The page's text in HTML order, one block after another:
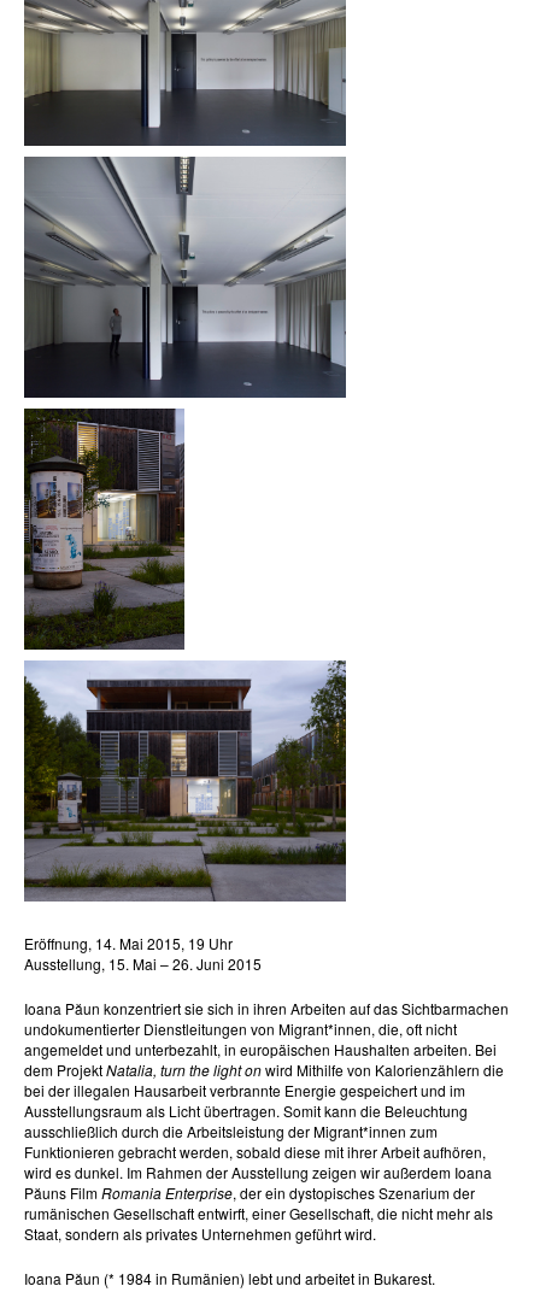
Eröffnung, 14. Mai 2015, 19 Uhr
Ausstellung, 15. Mai – 26. Juni 2015
Ioana Păun konzentriert sie sich in ihren Arbeiten auf das Sichtbarmachen
undokumentierter Dienstleitungen von Migrant*innen, die, oft nicht
angemeldet und unterbezahlt, in europäischen Haushalten arbeiten. Bei
dem ProjektNatalia, turn the light onwird Mithilfe von Kalorienzählern die
bei der illegalen Hausarbeit verbrannte Energie gespeichert und im
Ausstellungsraum als Licht übertragen. Somit kann die Beleuchtung
ausschließlich durch die Arbeitsleistung der Migrant*innen zum
Funktionieren gebracht werden, sobald diese mit ihrer Arbeit aufhören,
wird es dunkel. Im Rahmen der Ausstellung zeigen wir außerdem Ioana
Păuns FilmRomania Enterprise, der ein dystopisches Szenarium der
rumänischen Gesellschaft entwirft, einer Gesellschaft, die nicht mehr als
Staat, sondern als privates Unternehmen geführt wird.
Ioana Păun (* 1984 in Rumänien) lebt und arbeitet in Bukarest.